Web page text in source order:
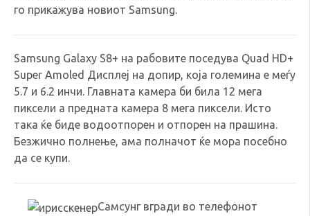
го прикажува новиот Samsung.
Samsung Galaxy S8+ на рабовите поседува Quad HD+
Super Amoled Дисплеј на допир, која големина е меѓу
5.7 и 6.2 инчи. Главната камера би била 12 мега
пиксели а предната камера 8 мега пиксели. Исто
така ќе биде водоотпорен и отпорен на прашина.
Безжично полнење, ама полначот ќе мора посебно
да се купи.
Самсунг вгради во телефонот